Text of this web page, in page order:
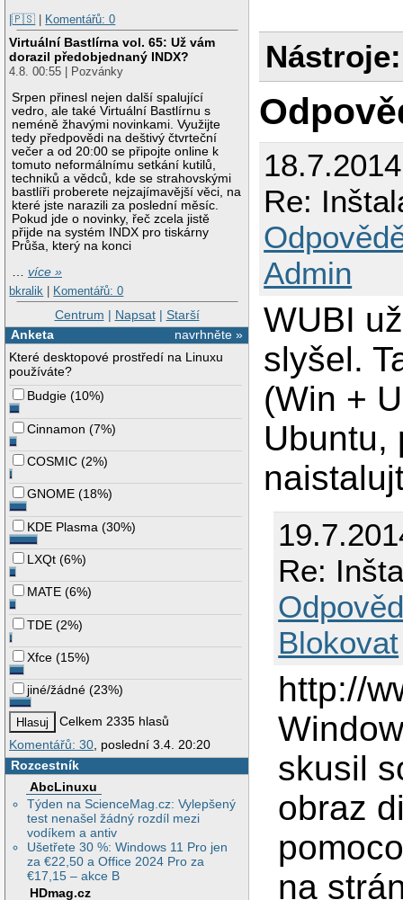
|🇵🇸 | Komentářů: 0
Virtuální Bastlírna vol. 65: Už vám
dorazil předobjednaný INDX?
4.8. 00:55 | Pozvánky
Srpen přinesl nejen další spalující
vedro, ale také Virtuální Bastlírnu s
neméně žhavými novinkami. Využijte
tedy předpovědi na deštivý čtvrteční
večer a od 20:00 se připojte online k
tomuto neformálnímu setkání kutilů,
techniků a vědců, kde se strahovskými
bastlíři proberete nejzajímavější věci, na
které jste narazili za poslední měsíc.
Pokud jde o novinky, řeč zcela jistě
přijde na systém INDX pro tiskárny
Průša, který na konci
…více »
bkralik
Komentářů: 0
Centrum | Napsat| Starší
navrhněte »
Anketa
Které desktopové prostředí na Linuxu
používáte?
Budgie (10%)
Cinnamon (7%)
COSMIC (2%)
GNOME (18%)
KDE Plasma (30%)
LXQt (6%)
MATE (6%)
TDE (2%)
Xfce (15%)
jiné/žádné (23%)
Celkem 2335 hlasů
Komentářů: 30 , poslední 3.4. 20:20
Rozcestník
AbcLinuxu
Týden na ScienceMag.cz: Vylepšený
test nenašel žádný rozdíl mezi
vodíkem a antiv
Ušetřete 30 %: Windows 11 Pro jen
za €22,50 a Office 2024 Pro za
€17,15 – akce B
HDmag.cz
Nástroje:
Re:
Admin
WUBI
slyšel.
(Win +
Ubuntu,
Re:
Blokovat
http://
skusil
obraz
na